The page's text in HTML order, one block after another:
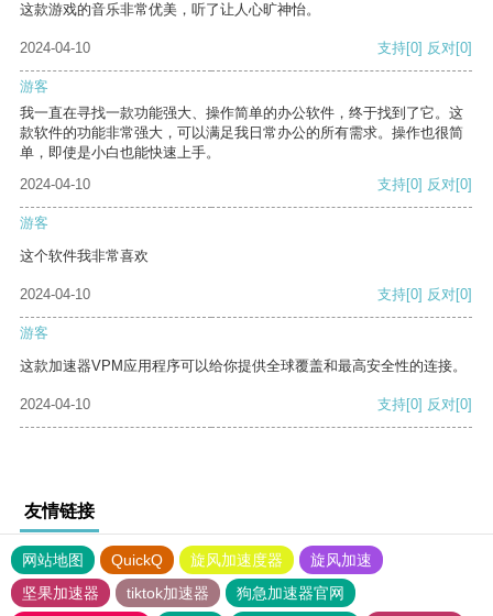
这款游戏的音乐非常优美，听了让人心旷神怡。
2024-04-10 支持[0] 反对[0]
游客
我一直在寻找一款功能强大、操作简单的办公软件，终于找到了它。这
款软件的功能非常强大，可以满足我日常办公的所有需求。操作也很简
单，即使是小白也能快速上手。
2024-04-10
支持[0] 反对[0]
游客
这个软件我非常喜欢
2024-04-10 支持[0] 反对[0]
游客
这款加速器VPM应用程序可以给你提供全球覆盖和最高安全性的连接。
2024-04-10 支持[0] 反对[0]
友情链接
网站地图 QuickQ 旋风加速度器
旋风加速
坚果加速器
tiktok加速器
狗急加速器官网